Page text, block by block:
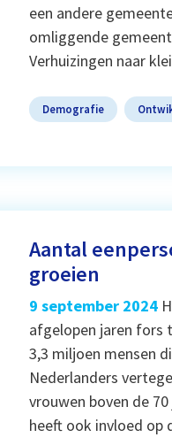
een andere
omliggende
Verhuizingen naar
Demografie
Aantal
groeien
9 september 2024
afgelopen jaren fors
3,3 miljoen mensen
Nederlanders
vrouwen boven de
heeft ook invloed